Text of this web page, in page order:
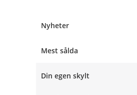
Nyheter
Mest sålda
Din egen skylt